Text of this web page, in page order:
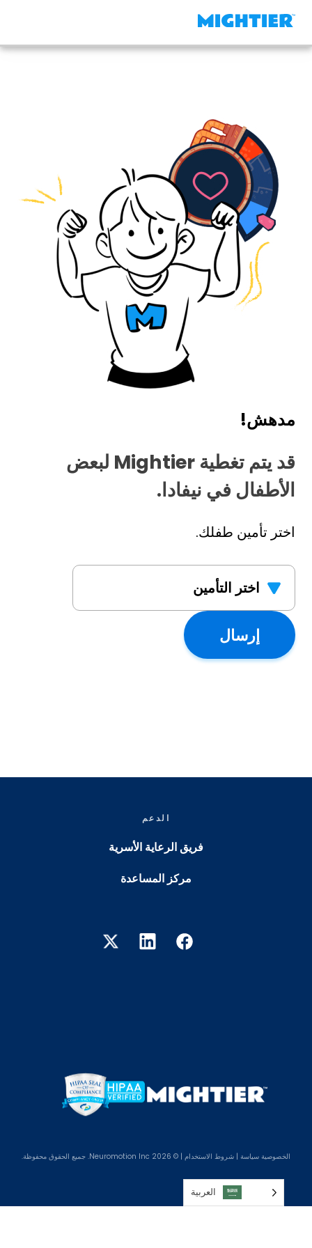
مدهش!
قد يتم تغطية Mightier لبعض
الأطفال في نيفادا.
اختر تأمين طفلك.
إرسال
الدعم
فريق الرعاية الأسرية
مركز المساعدة
الخصوصية سياسة | شروط الاستخدام | © 2026 Neuromotion Inc. جميع الحقوق محفوظة.
العربية‏